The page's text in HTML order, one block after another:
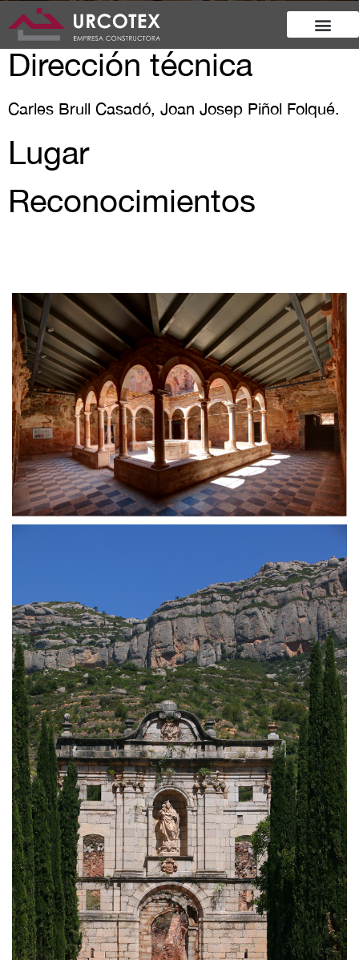
Dirección técnica
Carles Brull Casadó, Joan Josep Piñol Folqué.
Lugar
Reconocimientos